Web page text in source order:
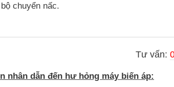
chuyển nấc.
Tư vấn:
nhân dẫn đến hư hỏng máy biến áp: